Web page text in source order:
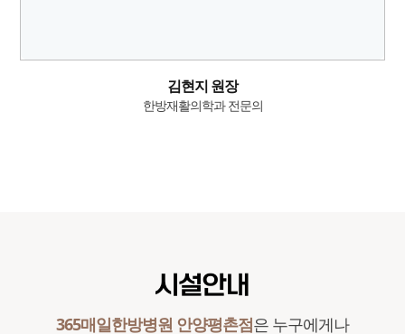
김현지 원장
한방재활의학과 전문의
시설안내
365매일한방병원 안양평촌점은 누구에게나